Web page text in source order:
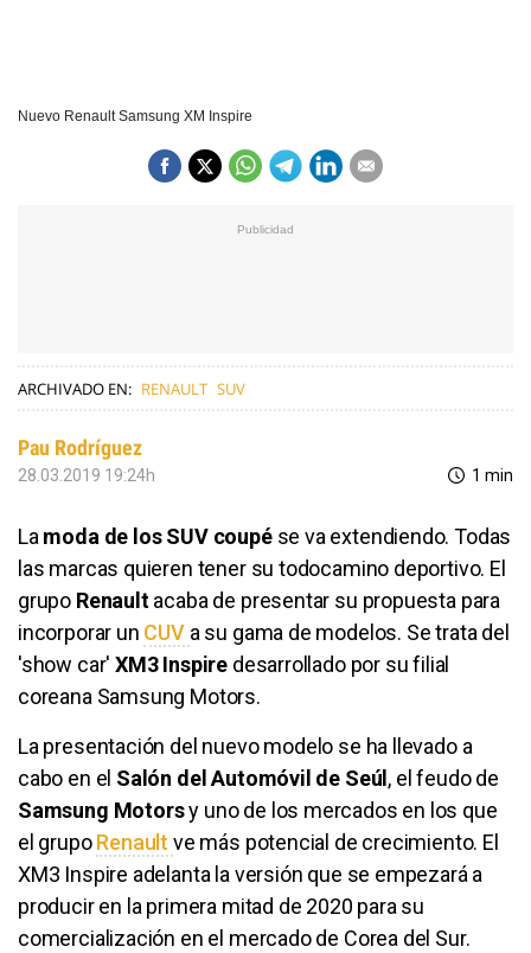
Nuevo Renault Samsung XM Inspire
ARCHIVADO EN: RENAULT SUV
Pau Rodríguez
28.03.2019 19:24h 1 min
La moda de los SUV coupése va extendiendo. Todas
las marcas quieren tener su todocamino deportivo. El
grupo Renaultacaba de presentar su propuesta para
incorporar un CUV a su gama de modelos. Se trata del
'show car'XM3 Inspire desarrollado por su filial
coreana Samsung Motors.
La presentación del nuevo modelo se ha llevado a
cabo en el Salón del Automóvil de Seúl , el feudo de
Samsung Motorsy uno de los mercados en los que
el grupoRenault ve más potencial de crecimiento. El
XM3 Inspire adelanta la versión que se empezará a
producir en la primera mitad de 2020 para su
comercialización en el mercado de Corea del Sur.